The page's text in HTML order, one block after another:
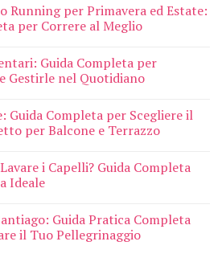
Running per Primavera ed Estate:
per Correre al Meglio
Guida Completa per
Gestirle nel Quotidiano
Guida Completa per Scegliere il
per Balcone e Terrazzo
i Capelli? Guida Completa
Ideale
Guida Pratica Completa
il Tuo Pellegrinaggio